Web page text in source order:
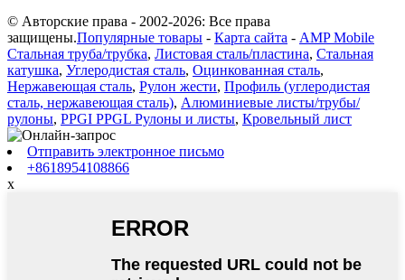
© Авторские права - 2002-2026: Все права
защищены.Популярные товары - Карта сайта - AMP Mobile
Стальная труба/трубка, Листовая сталь/пластина, Стальная
катушка, Углеродистая сталь, Оцинкованная сталь,
Нержавеющая сталь, Рулон жести, Профиль (углеродистая
сталь, нержавеющая сталь), Алюминиевые листы/трубы/
рулоны, PPGI PPGL Рулоны и листы, Кровельный лист
Отправить электронное письмо
+8618954108866
x